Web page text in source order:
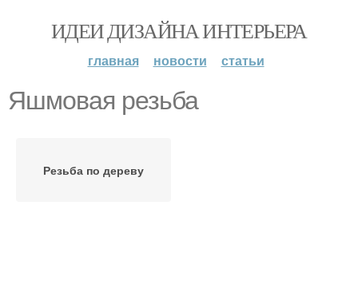
ИДЕИ ДИЗАЙНА ИНТЕРЬЕРА
главная новости статьи
Яшмовая резьба
Резьба по дереву